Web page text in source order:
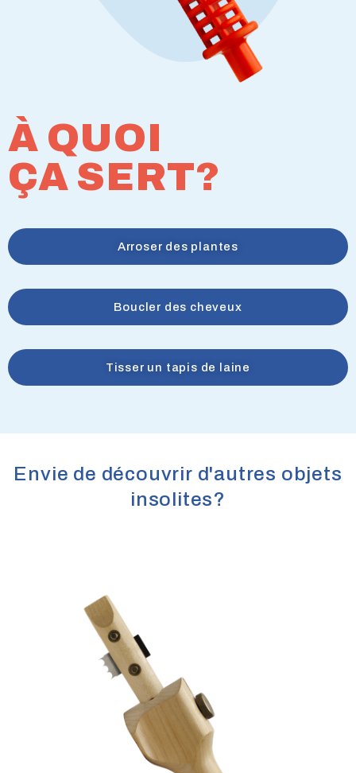
À QUOI
ÇA SERT?
Arroser des plantes
Boucler des cheveux
Tisser un tapis de laine
Envie de découvrir d'autres objets
insolites?